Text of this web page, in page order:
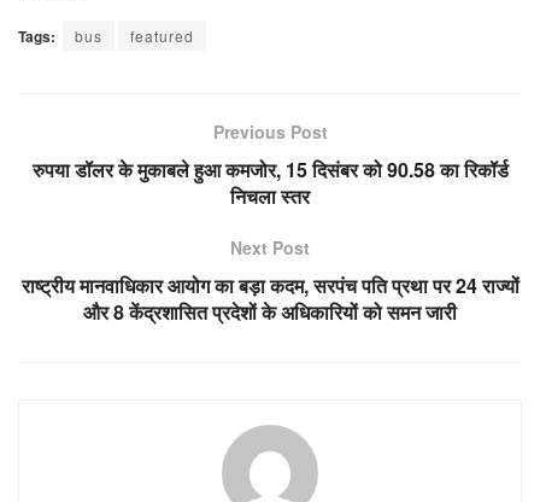
Tags: bus featured
Previous Post
रुपया डॉलर के मुकाबले हुआ कमजोर, 15 दिसंबर को 90.58 का रिकॉर्ड
निचला स्तर
Next Post
राष्ट्रीय मानवाधिकार आयोग का बड़ा कदम, सरपंच पति प्रथा पर 24 राज्यों
और 8 केंद्रशासित प्रदेशों के अधिकारियों को समन जारी